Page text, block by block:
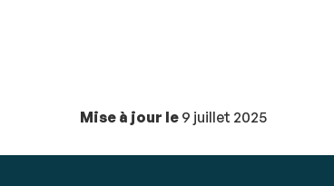
Mise à jour le 9 juillet 2025